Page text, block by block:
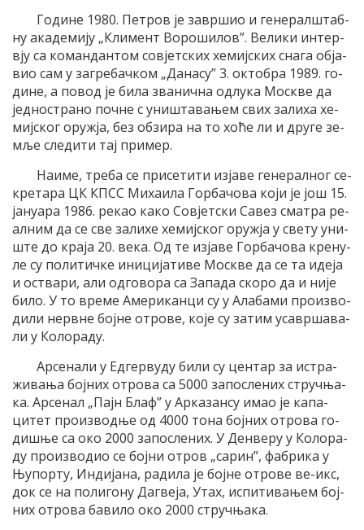
Го­ди­не 1980. Пе­тров је за­вр­шио и ге­не­рал­штаб­
ну ака­де­ми­ју „Кли­мент Во­ро­ши­лов”. Ве­ли­ки ин­тер­
вју са ко­ман­дан­том со­вјет­ских хе­миј­ских сна­га об­ја­
вио сам у за­гре­бачком „Да­на­су” 3. октобра 1989. го­
ди­не, а по­вод је би­ла зва­нич­на од­лу­ка Мо­скве да
јед­но­стра­но поч­не с уни­шта­ва­њем свих за­ли­ха хе­
миј­ског оруж­ја, без об­зи­ра на то хо­ће ли и дру­ге зе­
мље сле­ди­ти тај при­мер.
На­и­ме, тре­ба се при­се­ти­ти из­ја­ве ге­не­рал­ног се­
кре­та­ра ЦК КПСС Ми­ха­и­ла Гор­ба­чо­ва ко­ји је још 15.
ја­ну­а­ра 1986. ре­као ка­ко Со­вјет­ски Са­вез сма­тра ре­
ал­ним да се све за­ли­хе хе­миј­ског оруж­ја у све­ту уни­
ште до кра­ја 20. ве­ка. Од те из­ја­ве Гор­ба­чо­ва кре­ну­
ле су по­ли­тич­ке ини­ци­ја­ти­ве Мо­скве да се та иде­ја
и оства­ри, али од­го­во­ра са За­па­да ско­ро да и ни­је
би­ло. У то вре­ме Аме­ри­кан­ци су у Ала­ба­ми про­из­во­
ди­ли нер­вне бој­не отро­ве, ко­је су за­тим уса­вр­ша­ва­
ли у Ко­ло­ра­ду.
Ар­се­на­ли у Ед­гер­ву­ду би­ли су цен­тар за ис­тра­
жи­ва­ња бој­них отро­ва са 5000 за­по­сле­них струч­ња­
ка. Ар­се­нал „Пајн Блаф” у Ар­ка­зан­су имао је ка­па­
цитет про­из­вод­ње од 4000 то­на бој­них отро­ва го­
ди­шње са око 2000 запослених. У Ден­ве­ру у Ко­ло­ра­
ду про­из­во­дио се бој­ни отров „са­рин”, фа­бри­ка у
Њу­пор­ту, Ин­диј­а­на, ра­ди­ла је бој­не отро­ве ве-икс,
док се на по­ли­го­ну Да­гве­ја, Утах, ис­пи­ти­ва­њем бој­
них отро­ва ба­ви­ло око 2000 струч­ња­ка.